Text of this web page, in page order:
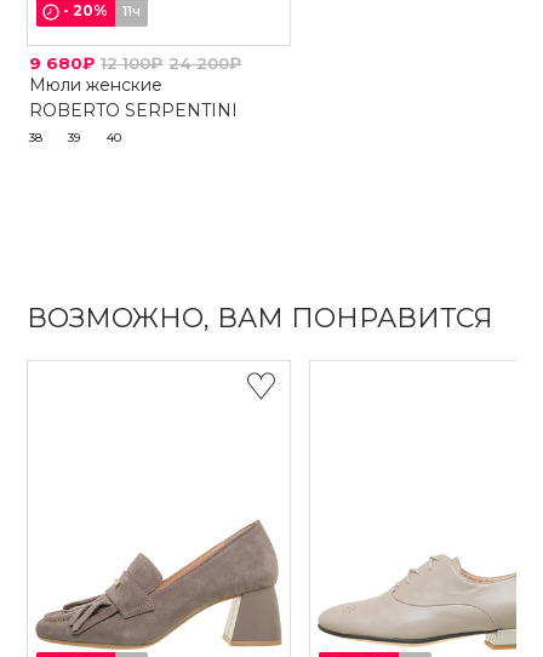
-20% 11ч
9 680₽ 12 100₽ 24 200₽
Мюли женские
ROBERTO SERPENTINI
38 39 40
ВОЗМОЖНО, ВАМ ПОНРАВИТСЯ